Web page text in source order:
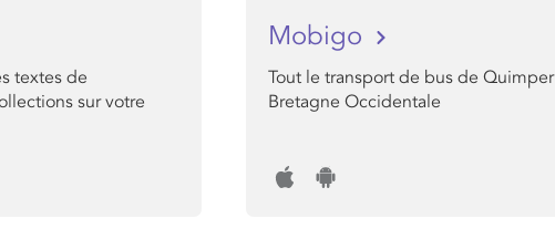
textes de
sur votre
Mobigo
Tout le transport de bus de Quimper
Bretagne Occidentale